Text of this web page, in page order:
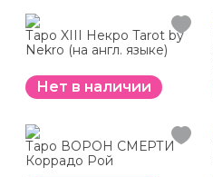
Таро XIII Некро Tarot by
Nekro (на англ. языке)
Нет в наличии
Таро ВОРОН СМЕРТИ
Коррадо Рой